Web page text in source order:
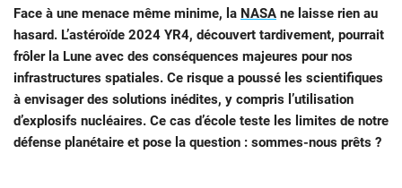
Face à une menace même minime, la NASA ne laisse rien au
hasard. L’astéroïde 2024 YR4, découvert tardivement, pourrait
frôler la Lune avec des conséquences majeures pour nos
infrastructures spatiales. Ce risque a poussé les scientifiques
à envisager des solutions inédites, y compris l’utilisation
d’explosifs nucléaires. Ce cas d’école teste les limites de notre
défense planétaire et pose la question : sommes-nous prêts ?